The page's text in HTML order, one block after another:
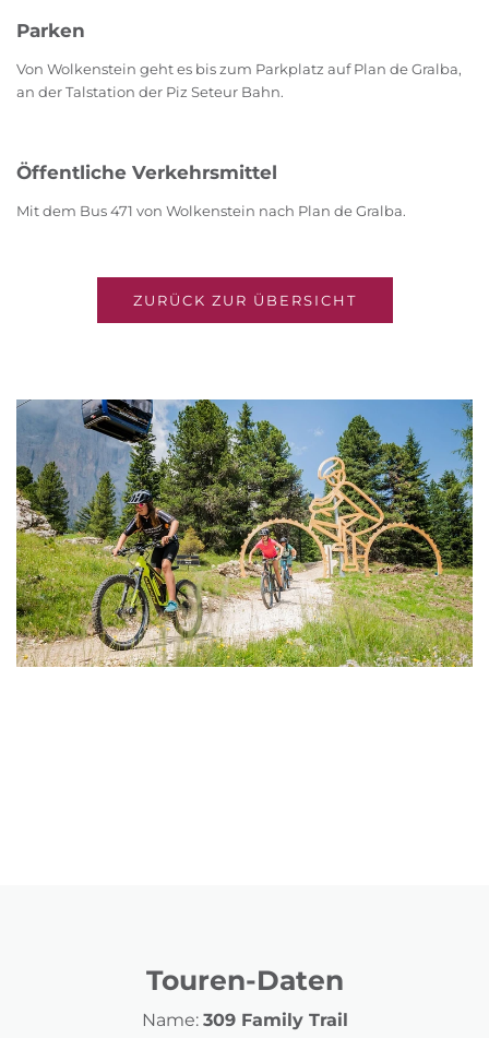
Parken
Von Wolkenstein geht es bis zum Parkplatz auf Plan de Gralba,
an der Talstation der Piz Seteur Bahn.
Öffentliche Verkehrsmittel
Mit dem Bus 471 von Wolkenstein nach Plan de Gralba.
ZURÜCK ZUR ÜBERSICHT
Touren-Daten
Name: 309 Family Trail